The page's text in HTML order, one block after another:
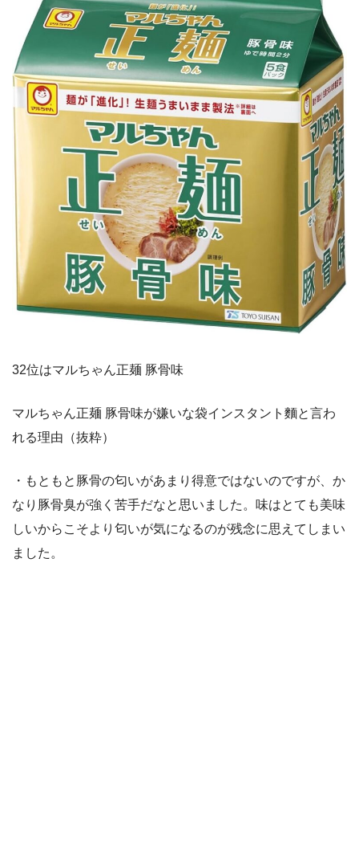
32位はマルちゃん正麺 豚骨味
マルちゃん正麺 豚骨味が嫌いな袋インスタント麵と言わ
れる理由（抜粋）
・もともと豚骨の匂いがあまり得意ではないのですが、か
なり豚骨臭が強く苦手だなと思いました。味はとても美味
しいからこそより匂いが気になるのが残念に思えてしまい
ました。